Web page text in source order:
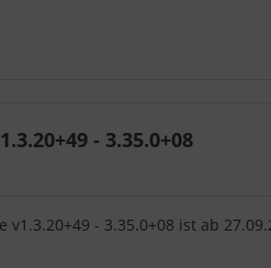
- 3.35.0+08
v1.3.20+49 - 3.35.0+08 ist ab